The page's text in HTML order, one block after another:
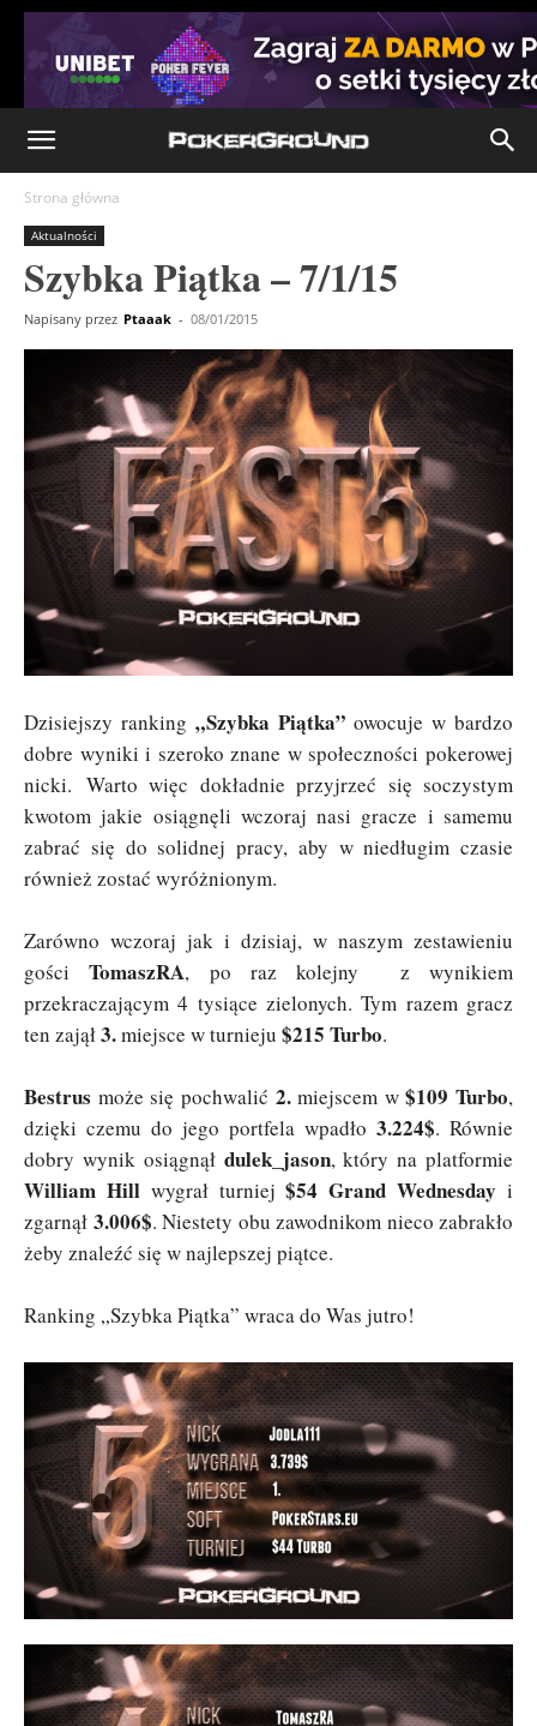
Strona główna
Aktualności
Szybka Piątka – 7/1/15
Napisany przez Ptaaak - 08/01/2015
Dzisiejszy ranking „Szybka Piątka” owocuje w bardzo
dobre wyniki i szeroko znane w społeczności pokerowej
nicki. Warto więc dokładnie przyjrzeć się soczystym
kwotom jakie osiągnęli wczoraj nasi gracze i samemu
zabrać się do solidnej pracy, aby w niedługim czasie
również zostać wyróżnionym.
Zarówno wczoraj jak i dzisiaj, w naszym zestawieniu
gościTomaszRA, po raz kolejny z wynikiem
przekraczającym 4 tysiące zielonych. Tym razem gracz
ten zajął3.miejsce w turnieju $215 Turbo.
Bestrus może się pochwalić 2.miejscem w$109 Turbo,
dzięki czemu do jego portfela wpadło 3.224$. Równie
dobry wynik osiągnął dulek_jason, który na platformie
William Hillwygrał turniej$54 Grand Wednesday i
zgarnął 3.006$. Niestety obu zawodnikom nieco zabrakło
żeby znaleźć się w najlepszej piątce.
Ranking „Szybka Piątka” wraca do Was jutro!